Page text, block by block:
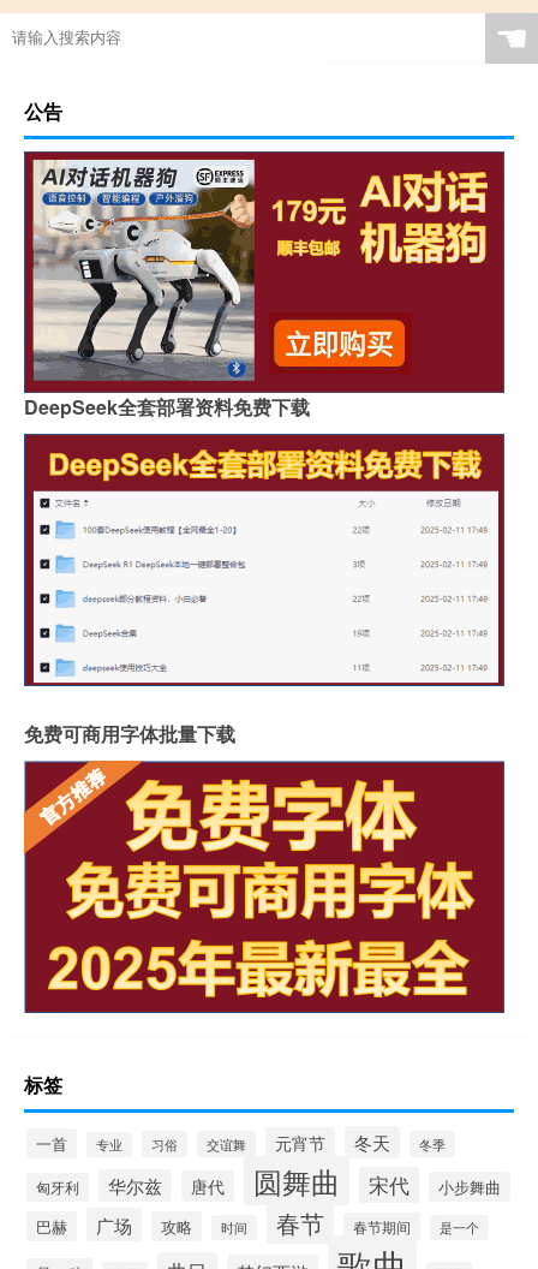
☚
公告
DeepSeek全套部署资料免费下载
免费可商用字体批量下载
标签
一首 专业 习俗 交谊舞 元宵节 冬天 冬季
匈牙利 华尔兹 唐代 圆舞曲 宋代
小步舞曲
巴赫
广场 攻略 时间 春节 春节期间 是一个